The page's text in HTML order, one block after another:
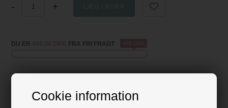
Cookie information
- +
DU ER FRA FRI FRAGT